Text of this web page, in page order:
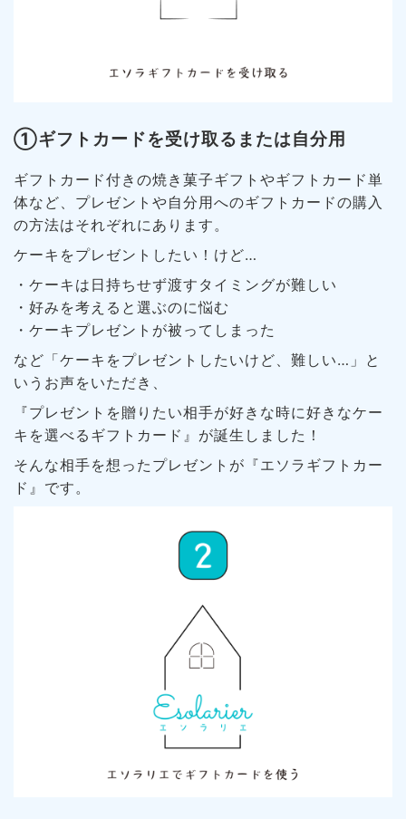
①ギフトカードを受け取るまたは自分用
ギフトカード付きの焼き菓子ギフトやギフトカード単
体など、プレゼントや自分用へのギフトカードの購入
の方法はそれぞれにあります。
ケーキをプレゼントしたい！けど…
・ケーキは日持ちせず渡すタイミングが難しい
・好みを考えると選ぶのに悩む
・ケーキプレゼントが被ってしまった
など「ケーキをプレゼントしたいけど、難しい…」と
いうお声をいただき、
『プレゼントを贈りたい相手が好きな時に好きなケー
キを選べるギフトカード』が誕生しました！
そんな相手を想ったプレゼントが『エソラギフトカー
ド』です。